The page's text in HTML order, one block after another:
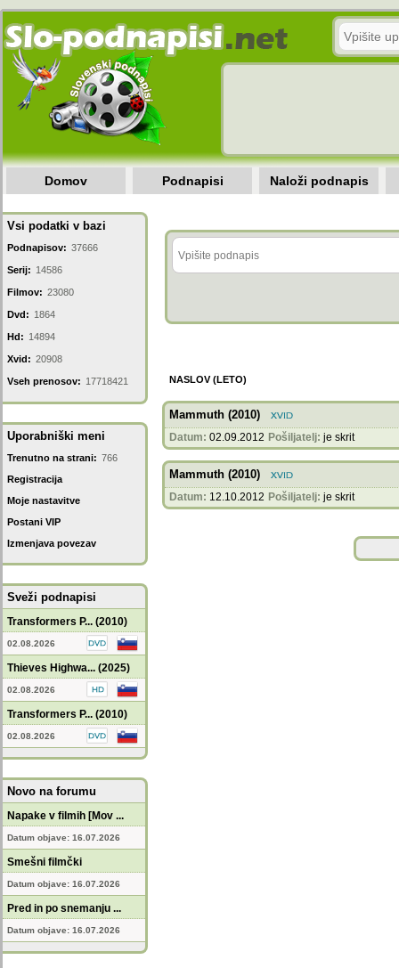
Domov Podnapisi Naloži podnapis
Vsi podatki v bazi
Podnapisov: 37666
Serij: 14586
Filmov: 23080
Dvd: 1864
Hd: 14894
Xvid: 20908
Vseh prenosov: 17718421
Uporabniški meni
Trenutno na strani: 766
Registracija
Moje nastavitve
Postani VIP
Izmenjava povezav
Sveži podnapisi
Transformers P... (2010)
02.08.2026
Thieves Highwa... (2025)
02.08.2026
Transformers P... (2010)
02.08.2026
Novo na forumu
Napake v filmih [Mov ...
Datum objave: 16.07.2026
Smešni filmčki
Datum objave: 16.07.2026
Pred in po snemanju ...
Datum objave: 16.07.2026
NASLOV (LETO)
Mammuth (2010)
Datum: 02.09.2012 Pošiljatelj: je skrit
Mammuth (2010)
Datum: 12.10.2012 Pošiljatelj: je skrit